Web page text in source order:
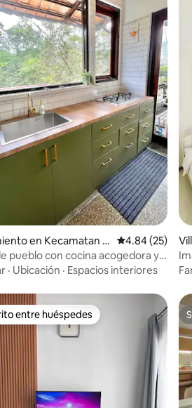
5.0 de 5, 11 reseñas
en Kecamatan C Calificación
4.84 (25)
pueblo con cocina acogedora y
a la terraza
· Ubicación · Espacios interiores
ng
entre huéspedes
entre huéspedes